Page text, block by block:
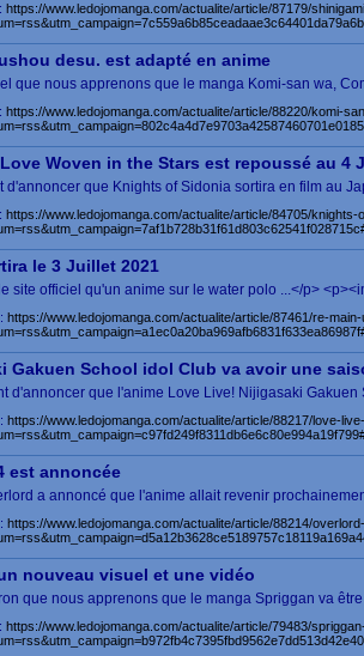
https://www.ledojomanga.com/actualite/article/87179/
desu. est adapté en anime
que nous apprenons que le manga Komi-san wa,
https://www.ledojomanga.com/actualite/article/88220/komi-
Woven in the Stars est repoussé au 4
d'annoncer que Knights of Sidonia sortira en film au
https://www.ledojomanga.com/actualite/article/84705/
le 3 Juillet 2021
site officiel qu'un anime sur le water polo ...</p>
https://www.ledojomanga.com/actualite/article/87461/re-
Gakuen School idol Club va avoir une
d'annoncer que l'anime Love Live! Nijigasaki
https://www.ledojomanga.com/actualite/article/88217/love-
est annoncée
a annoncé que l'anime allait revenir
https://www.ledojomanga.com/actualite/article/88214/
nouveau visuel et une vidéo
que nous apprenons que le manga Spriggan va
https://www.ledojomanga.com/actualite/article/79483/